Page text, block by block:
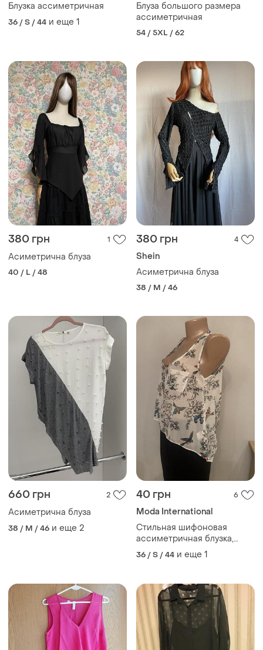
Блузка ассиметричная
36 / S / 44 и еще 1
Блуза большого размера
ассиметричная
54 / 5XL / 62
380 грн 1
Асиметрична блуза
40 / L / 48
380 грн 4
Shein
Асиметрична блуза
38 / M / 46
660 грн 2
Асиметрична блуза
38 / M / 46 и еще 2
40 грн 6
Moda International
Стильная шифоновая
ассиметричная блузка,
принт ,,птички.,,
36 / S / 44 и еще 1